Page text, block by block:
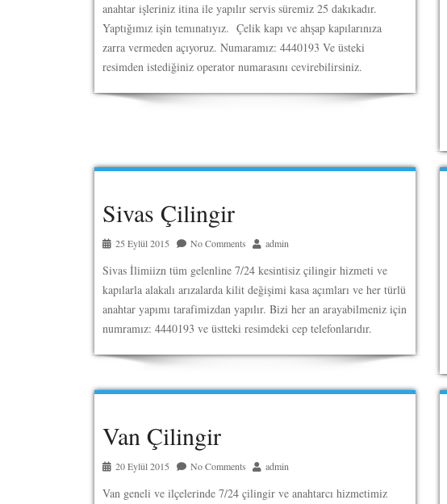
anahtar işleriniz itina ile yapılır servis süremiz 25 dakıkadır.
Yaptığımız işin temınatıyız. Çelik kapı ve ahşap kapılarınıza
zarra vermeden açıyoruz. Numaramız: 4440193 Ve üsteki
resimden istediğiniz operator numarasını cevirebilirsiniz.
Sivas Çilingir
25 Eylül 2015 No Comments admin
Sivas İlimiizn tüm gelenline 7/24 kesintisiz çilingir hizmeti ve
kapılarla alakalı arızalarda kilit değişimi kasa açımları ve her türlü
anahtar yapımı tarafimizdan yapılır. Bizi her an arayabilmeniz için
numramız: 4440193 ve üstteki resimdeki cep telefonlarıdır.
Van Çilingir
20 Eylül 2015 No Comments admin
Van geneli ve ilçelerinde 7/24 çilingir ve anahtarcı hizmetimiz